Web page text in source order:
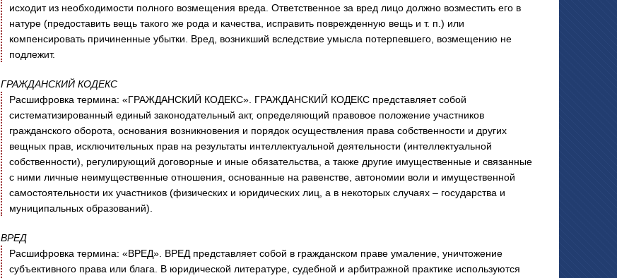
исходит из необходимости полного возмещения вреда. Ответственное за вред лицо должно возместить его в
натуре (предоставить вещь такого же рода и качества, исправить поврежденную вещь и т. п.) или
компенсировать причиненные убытки. Вред, возникший вследствие умысла потерпевшего, возмещению не
подлежит.
ГРАЖДАНСКИЙ КОДЕКС
Расшифровка термина: «ГРАЖДАНСКИЙ КОДЕКС». ГРАЖДАНСКИЙ КОДЕКС представляет собой
систематизированный единый законодательный акт, определяющий правовое положение участников
гражданского оборота, основания возникновения и порядок осуществления права собственности и других
вещных прав, исключительных прав на результаты интеллектуальной деятельности (интеллектуальной
собственности), регулирующий договорные и иные обязательства, а также другие имущественные и связанные
с ними личные неимущественные отношения, основанные на равенстве, автономии воли и имущественной
самостоятельности их участников (физических и юридических лиц, а в некоторых случаях – государства и
муниципальных образований).
ВРЕД
Расшифровка термина: «ВРЕД». ВРЕД представляет собой в гражданском праве умаление, уничтожение
субъективного права или блага. В юридической литературе, судебной и арбитражной практике используются